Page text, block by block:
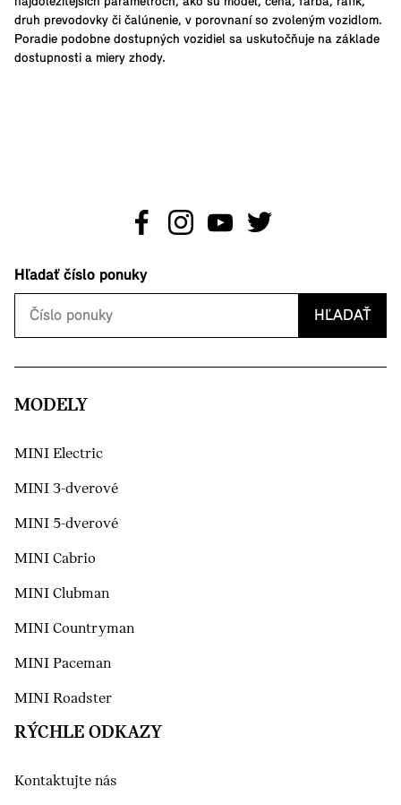
druh prevodovky či čalúnenie, v porovnaní so zvoleným vozidlom.
Poradie podobne dostupných vozidiel sa uskutočňuje na základe
dostupnosti a miery zhody.
Hľadať číslo ponuky
HĽADAŤ
MODELY
MINI Electric
MINI 3-dverové
MINI 5-dverové
MINI Cabrio
MINI Clubman
MINI Countryman
MINI Paceman
MINI Roadster
RÝCHLE ODKAZY
Kontaktujte nás